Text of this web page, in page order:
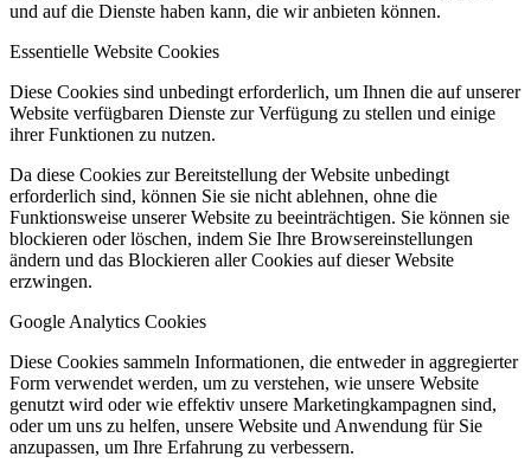
und auf die Dienste haben kann, die wir anbieten können.
Essentielle Website Cookies
Diese Cookies sind unbedingt erforderlich, um Ihnen die auf unserer
Website verfügbaren Dienste zur Verfügung zu stellen und einige
ihrer Funktionen zu nutzen.
Da diese Cookies zur Bereitstellung der Website unbedingt
erforderlich sind, können Sie sie nicht ablehnen, ohne die
Funktionsweise unserer Website zu beeinträchtigen. Sie können sie
blockieren oder löschen, indem Sie Ihre Browsereinstellungen
ändern und das Blockieren aller Cookies auf dieser Website
erzwingen.
Google Analytics Cookies
Diese Cookies sammeln Informationen, die entweder in aggregierter
Form verwendet werden, um zu verstehen, wie unsere Website
genutzt wird oder wie effektiv unsere Marketingkampagnen sind,
oder um uns zu helfen, unsere Website und Anwendung für Sie
anzupassen, um Ihre Erfahrung zu verbessern.